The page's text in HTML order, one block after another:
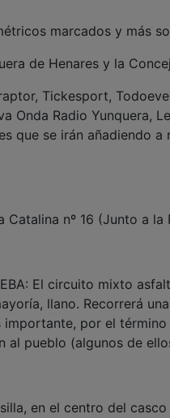
marcados y más
de Henares y la
Tickesport,
Onda Radio Yunquera,
que se irán añadiendo
nº 16 (Junto a la
El circuito mixto
llano. Recorrerá
por el
al pueblo (algunos de
en el centro del